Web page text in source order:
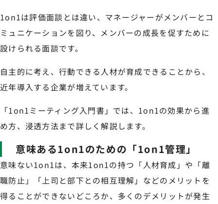
1on1は評価面談とは違い、マネージャーがメンバーとコ
ミュニケーションを図り、メンバーの成長を促すために
設けられる面談です。
自主的に考え、行動できる人材が育成できることから、
近年導入する企業が増えています。
「1on1ミーティング入門書」では、1on1の効果から進
め方、浸透方法まで詳しく解説します。
意味ある1on1のための「1on1管理」
意味ない1on1は、本来1on1の持つ「人材育成」や「離
職防止」「上司と部下との相互理解」などのメリットを
得ることができないどころか、多くのデメリットが発生